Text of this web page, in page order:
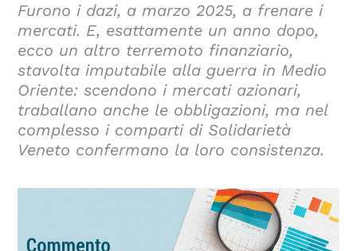
Furono i dazi, a marzo 2025, a frenare i
mercati. E, esattamente un anno dopo,
ecco un altro terremoto finanziario,
stavolta imputabile alla guerra in Medio
Oriente: scendono i mercati azionari,
traballano anche le obbligazioni, ma nel
complesso i comparti di Solidarietà
Veneto confermano la loro consistenza.